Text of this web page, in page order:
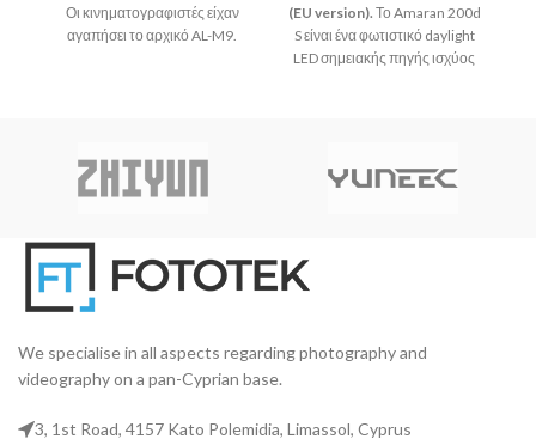
Οι κινηματογραφιστές είχαν
αγαπήσει το αρχικό AL-M9.
φωτιστικό
(EU version). Το Amaran 200d
S είναι ένα φωτιστικό daylight
LED σημειακής πηγής ισχύος
ενσωματωμένα χειριστήρια και
We specialise in all aspects regarding photography and
videography on a pan-Cyprian base.
3, 1st Road, 4157 Kato Polemidia, Limassol, Cyprus